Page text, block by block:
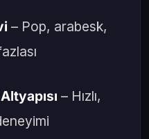
– Pop, arabesk,
– Hızlı,